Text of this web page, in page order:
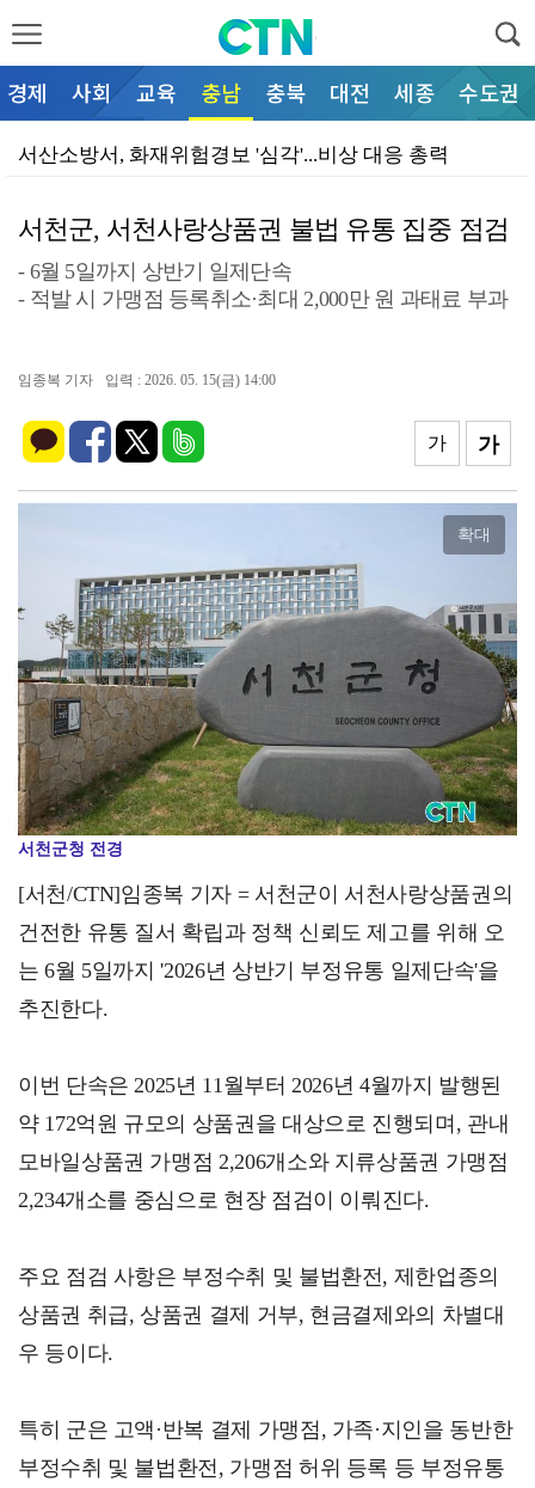
경제 사회 교육 충남 충북 대전 세종 수도권
서산소방서, 화재위험경보 '심각'...비상 대응 총력
홍성군, '제43회 홍주문화대상' 후보자 추천 받는다 …
박정주 홍성군수
김명식 진천군수
예산군문예회관, 22일 남녀 심리 그린 연극 선보인다
예산군, 내포역 일대 투기 차단… 토지거래허가 재지정
예산군, 주민 맞춤 '통합돌봄 서비스' 원스톱 제공
당진교육지원청, 2026 을지연습 대비 사전 점검 실시…
서천군, 서천사랑상품권 불법 유통 집중 점검
- 6월 5일까지 상반기 일제단속
- 적발 시 가맹점 등록취소·최대 2,000만 원 과태료 부과
임종복 기자 입력 : 2026. 05. 15(금) 14:00
가
가
확대
서천군청 전경
[서천/CTN]임종복 기자 = 서천군이 서천사랑상품권의
건전한 유통 질서 확립과 정책 신뢰도 제고를 위해 오
는 6월 5일까지 '2026년 상반기 부정유통 일제단속'을
추진한다.
이번 단속은 2025년 11월부터 2026년 4월까지 발행된
약 172억원 규모의 상품권을 대상으로 진행되며, 관내
모바일상품권 가맹점 2,206개소와 지류상품권 가맹점
2,234개소를 중심으로 현장 점검이 이뤄진다.
주요 점검 사항은 부정수취 및 불법환전, 제한업종의
상품권 취급, 상품권 결제 거부, 현금결제와의 차별대
우 등이다.
특히 군은 고액·반복 결제 가맹점, 가족·지인을 동반한
부정수취 및 불법환전, 가맹점 허위 등록 등 부정유통